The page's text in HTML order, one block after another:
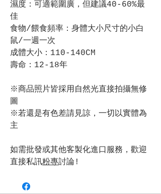
濕度：可適範圍廣，但建議40-60%最
佳
食物/餵食頻率：身體大小尺寸的小白
鼠/一週一次
成體大小：110-140CM
壽命：12-18年
※商品照片皆採用自然光直接拍攝無修
圖
※若還是有色差請見諒，一切以實體為
主
如需批發或其他客製化進口服務，歡迎
直接私訊粉專討論!